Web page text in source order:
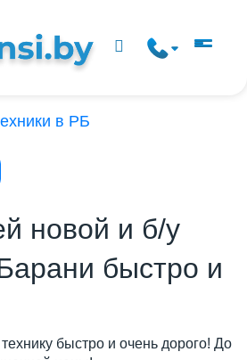
в РБ
новой и б/у
быстро и
быстро и очень дорого! До